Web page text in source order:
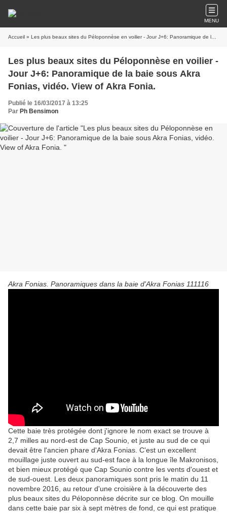
MENU
Accueil » Les plus beaux sites du Péloponnèse en voilier - Jour J+6: Panoramique de la baie sous Akra Fonias, vidéo. View of Akra Fonia.
Les plus beaux sites du Péloponnèse en voilier -
Jour J+6: Panoramique de la baie sous Akra
Fonias, vidéo. View of Akra Fonia.
Publié le 16/03/2017 à 13:25
Par Ph Bensimon
Akra Fonias. Panoramiques dans la baie d'Akra Fonias 111116
Cette baie très protégée dont j'ignore le nom exact se trouve à
2,7 milles au nord-est de Cap Sounio, et juste au sud de ce qui
devait être l'ancien phare d'Akra Fonias. C'est un excellent
mouillage juste ouvert au sud-est face à la longue île Makronisos,
et bien mieux protégé que Cap Sounio contre les vents d'ouest et
de sud-ouest. Les deux panoramiques sont pris le matin du 11
novembre 2016, au retour d'une croisière à la découverte des
plus beaux sites du Péloponnèse décrite sur ce blog. On mouille
dans cette baie par six à sept mètres de fond, ce qui est pratique